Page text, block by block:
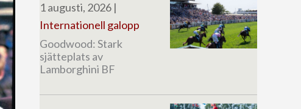
1 augusti, 2026 |
Internationell galopp
Goodwood: Stark
sjätteplats av
Lamborghini BF